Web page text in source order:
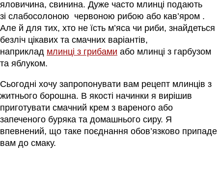
яловичина, свинина. Дуже часто млинці подають
зі слабосолоною червоною рибою або кав’яром .
Але й для тих, хто не їсть м’яса чи риби, знайдеться
безліч цікавих та смачних варіантів,
наприклад млинці з грибами або млинці з гарбузом
та яблуком.
Сьогодні хочу запропонувати вам рецепт млинців з
житнього борошна. В якості начинки я вирішив
приготувати смачний крем з вареного або
запеченого буряка та домашнього сиру. Я
впевнений, що таке поєднання обов’язково припаде
вам до смаку.